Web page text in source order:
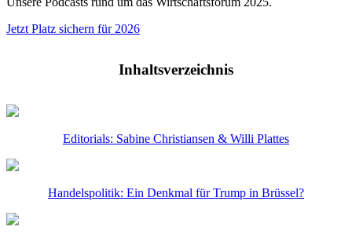
Jetzt Platz sichern für 2026
Inhaltsverzeichnis
Editorials: Sabine Christiansen & Willi Plattes
Handelspolitik: Ein Denkmal für Trump in Brüssel?